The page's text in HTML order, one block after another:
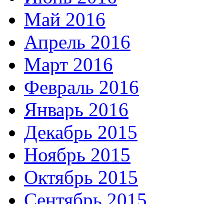
Май 2016
Апрель 2016
Март 2016
Февраль 2016
Январь 2016
Декабрь 2015
Ноябрь 2015
Октябрь 2015